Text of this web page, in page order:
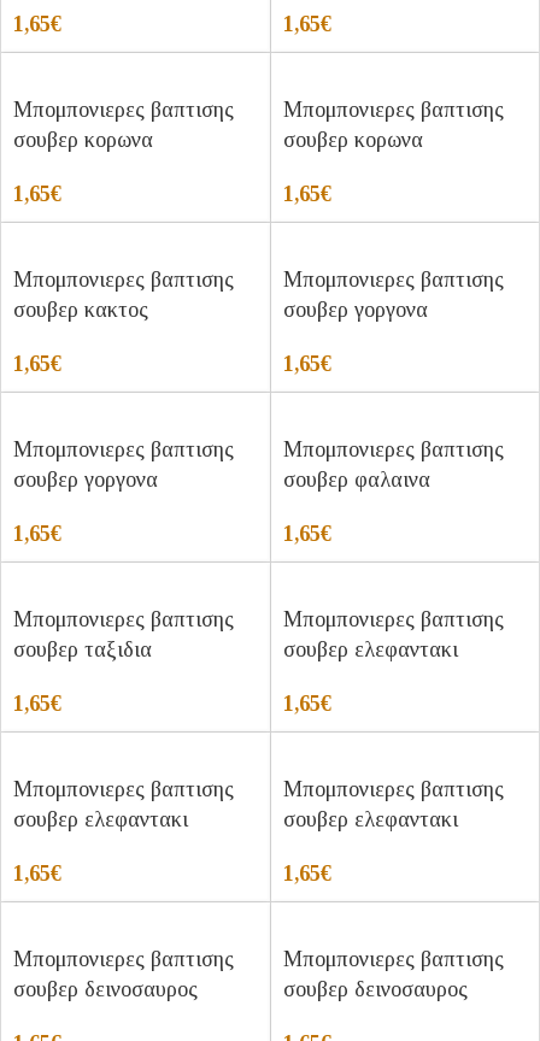
1,65€ 1,65€
Μπομπονιερες βαπτισης
σουβερ κορωνα
1,65€
Μπομπονιερες βαπτισης
σουβερ κορωνα
1,65€
Μπομπονιερες βαπτισης
σουβερ κακτος
1,65€
Μπομπονιερες βαπτισης
σουβερ γοργονα
1,65€
Μπομπονιερες βαπτισης
σουβερ γοργονα
1,65€
Μπομπονιερες βαπτισης
σουβερ φαλαινα
1,65€
Μπομπονιερες βαπτισης
σουβερ ταξιδια
1,65€
Μπομπονιερες βαπτισης
σουβερ ελεφαντακι
1,65€
Μπομπονιερες βαπτισης
σουβερ ελεφαντακι
1,65€
Μπομπονιερες βαπτισης
σουβερ ελεφαντακι
1,65€
Μπομπονιερες βαπτισης
σουβερ δεινοσαυρος
Μπομπονιερες βαπτισης
σουβερ δεινοσαυρος